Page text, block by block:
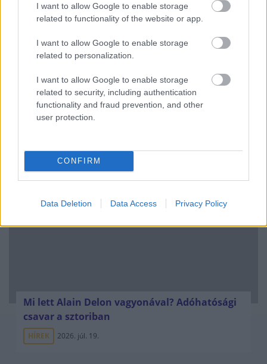
I want to allow Google to enable storage
related to functionality of the website or app.
I want to allow Google to enable storage
related to personalization.
I want to allow Google to enable storage
related to security, including authentication
functionality and fraud prevention, and other
user protection.
CONFIRM
Data Deletion Data Access Privacy Policy
Minden idők legjövedelmezőbbje és
legdrágábbja volt az amerikai foci vb -
HÍREK 2026. júl. 20.
Mi lett Alain Delon vagyonával? Adóhatósági
csavar a sztoriban
HÍREK 2026. júl. 19.